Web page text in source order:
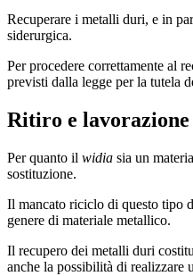
Recuperare i metalli duri, e in
siderurgica.
Per procedere correttamente al
previsti dalla legge per la tutela
Ritiro e
Per quanto il widia sia un
sostituzione.
Il mancato riciclo di questo tipo
genere di materiale metallico.
Il recupero dei metalli duri
anche la possibilità di realizzare